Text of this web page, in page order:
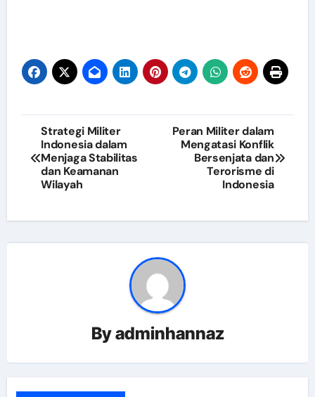
Post
navigation
Strategi Militer
Indonesia dalam
Menjaga Stabilitas
dan Keamanan
Wilayah
Peran Militer dalam
Mengatasi Konflik
Bersenjata dan
Terorisme di
Indonesia
Byadminhannaz